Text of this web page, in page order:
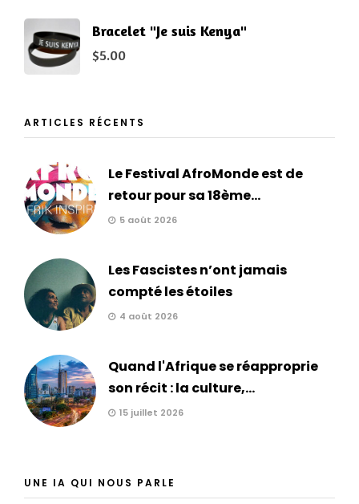
Bracelet "Je suis Kenya"
$5.00
ARTICLES RÉCENTS
Le Festival AfroMonde est de
retour pour sa 18ème...
5 août 2026
Les Fascistes n’ont jamais
compté les étoiles
4 août 2026
Quand l'Afrique se réapproprie
son récit : la culture,...
15 juillet 2026
UNE IA QUI NOUS PARLE